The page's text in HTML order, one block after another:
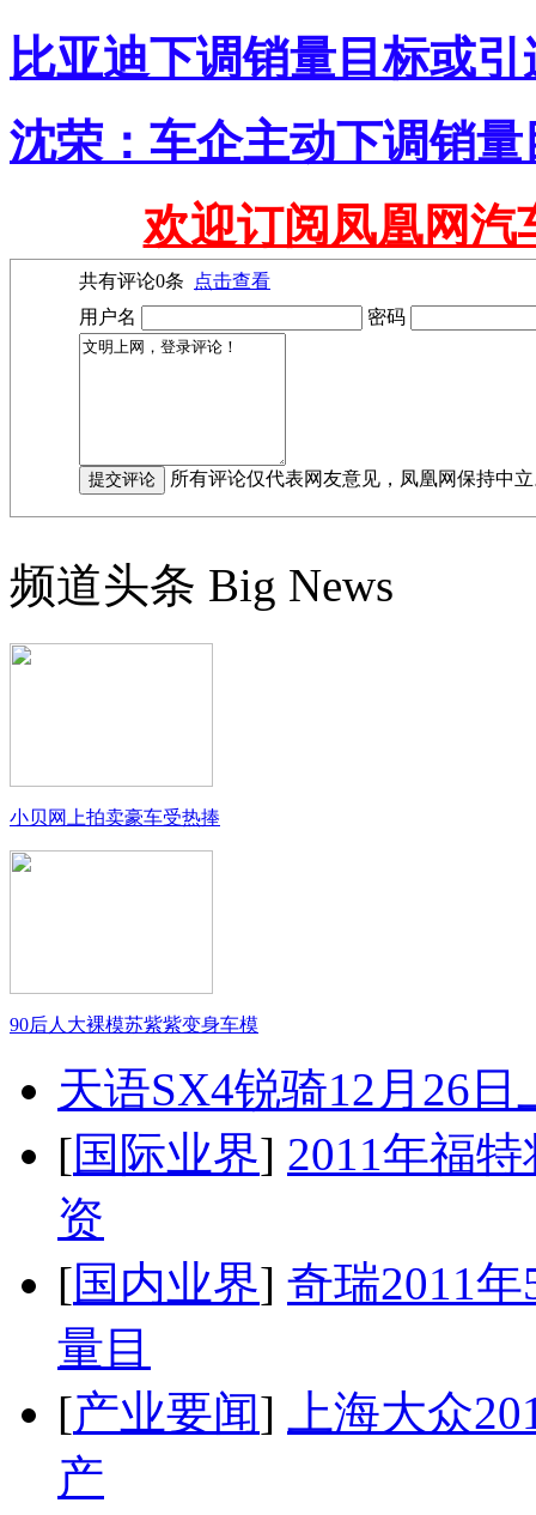
比亚迪下调销量目标或
沈荣：车企主动下调销
欢迎订阅凤凰网汽
共有评论0条
点击查看
用户名
密码
所有评论仅代表网友意见，凤凰网保持中
频道头条 Big News
小贝网上拍卖豪车受热捧
90后人大裸模苏紫紫变身车模
天语SX4锐骑12月26
[国际业界] 2011年福
资
[国内业界] 奇瑞2011
量目
[产业要闻]
上海大众
产